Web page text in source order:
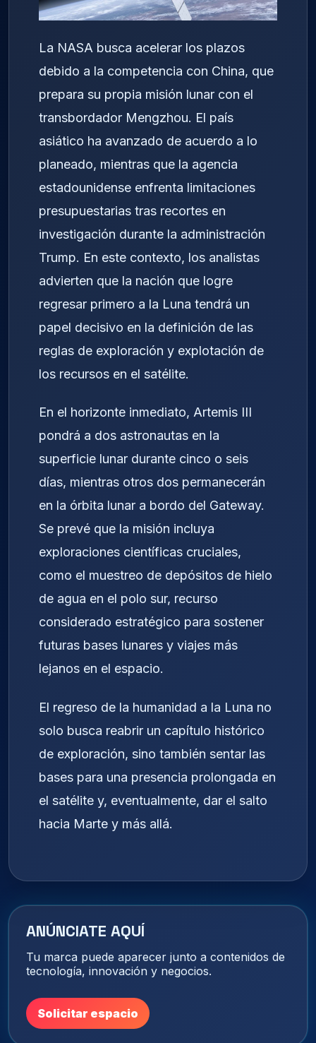
La NASA busca acelerar los plazos
debido a la competencia con China, que
prepara su propia misión lunar con el
transbordador Mengzhou. El país
asiático ha avanzado de acuerdo a lo
planeado, mientras que la agencia
estadounidense enfrenta limitaciones
presupuestarias tras recortes en
investigación durante la administración
Trump. En este contexto, los analistas
advierten que la nación que logre
regresar primero a la Luna tendrá un
papel decisivo en la definición de las
reglas de exploración y explotación de
los recursos en el satélite.
En el horizonte inmediato, Artemis III
pondrá a dos astronautas en la
superficie lunar durante cinco o seis
días, mientras otros dos permanecerán
en la órbita lunar a bordo del Gateway.
Se prevé que la misión incluya
exploraciones científicas cruciales,
como el muestreo de depósitos de hielo
de agua en el polo sur, recurso
considerado estratégico para sostener
futuras bases lunares y viajes más
lejanos en el espacio.
El regreso de la humanidad a la Luna no
solo busca reabrir un capítulo histórico
de exploración, sino también sentar las
bases para una presencia prolongada en
el satélite y, eventualmente, dar el salto
hacia Marte y más allá.
ANÚNCIATE AQUÍ
Tu marca puede aparecer junto a contenidos de
tecnología, innovación y negocios.
Solicitar espacio